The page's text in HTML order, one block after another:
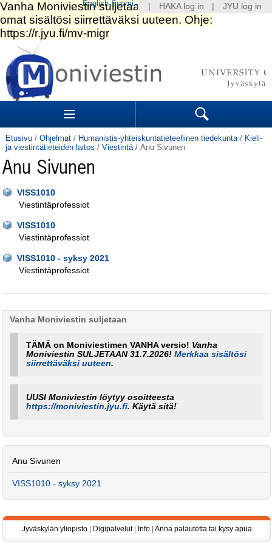
Siirry
sisältöön.
|
Siirry
navigointiin
Sections Search
Etusivu / Ohjelmat / Humanistis-yhteiskuntatieteellinen tiedekunta / Kieli-
ja viestintätieteiden laitos / Viestintä / Anu Sivunen
Anu Sivunen
VISS1010
Viestintäprofessiot
VISS1010
Viestintäprofessiot
VISS1010 - syksy 2021
Viestintäprofessiot
Vanha Moniviestin suljetaan
TÄMÄ on Moniviestimen VANHA versio! Vanha
Moniviestin SULJETAAN 31.7.2026!Merkkaa sisältösi
siirrettäväksi uuteen.
UUSI Moniviestin löytyy osoitteesta
https://moniviestin.jyu.fi. Käytä sitä!
Anu Sivunen
VISS1010 - syksy 2021
HAKA log in JYU log in
English Suomi
Jyväskylän yliopisto| Digipalvelut| Info| Anna palautetta tai kysy apua